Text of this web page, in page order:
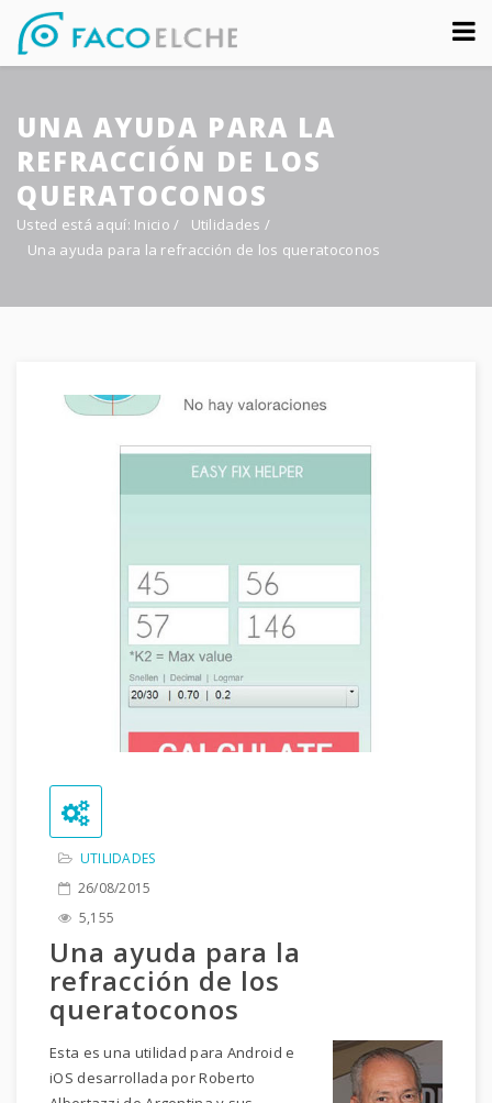
Sobre nosotros
Congreso
Multimedia
Foro FacoElche
UNA AYUDA PARA LA
REFRACCIÓN DE LOS
QUERATOCONOS
Usted está aquí: Inicio / Utilidades /
Una ayuda para la refracción de los queratoconos
UTILIDADES
26/08/2015
5,155
Una ayuda para la
refracción de los
queratoconos
Esta es una utilidad para Android e
iOS desarrollada por Roberto